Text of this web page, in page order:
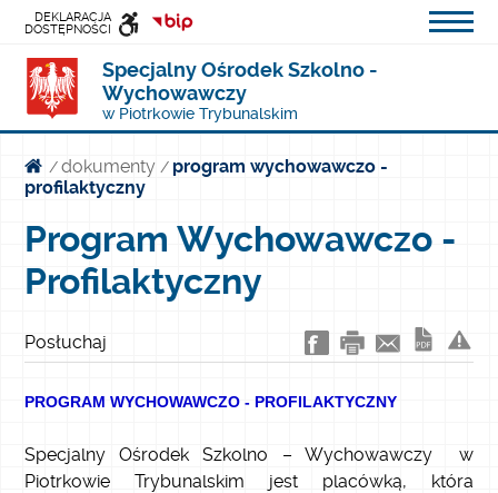
DEKLARACJA
DOSTĘPNOŚCI
INFORMACJI
PUBLICZNEJ
Specjalny Ośrodek Szkolno -
Wychowawczy
w Piotrkowie Trybunalskim
/ dokumenty/ program wychowawczo -
profilaktyczny
Program Wychowawczo -
Profilaktyczny
Posłuchaj
PROGRAM WYCHOWAWCZO - PROFILAKTYCZNY
Specjalny Ośrodek Szkolno – Wychowawczy w
Piotrkowie Trybunalskim jest placówką, która